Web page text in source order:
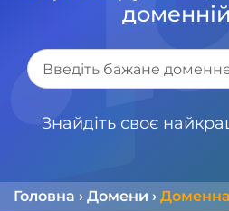
Знайдіть своє
Головна › Домени › Доменна